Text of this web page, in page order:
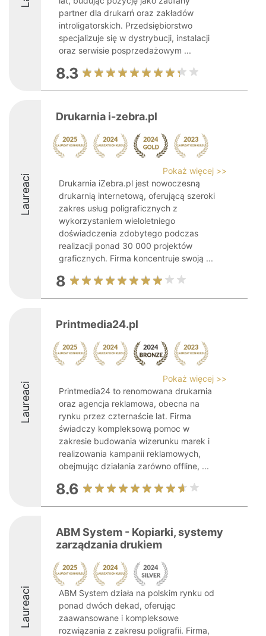
partner dla drukarń oraz zakładów
introligatorskich. Przedsiębiorstwo
specjalizuje się w dystrybucji, instalacji
oraz serwisie posprzedażowym ...
8.3
Laureaci
Drukarnia i-zebra.pl
Pokaż więcej >>
Drukarnia iZebra.pl jest nowoczesną
drukarnią internetową, oferującą szeroki
zakres usług poligraficznych z
wykorzystaniem wieloletniego
doświadczenia zdobytego podczas
realizacji ponad 30 000 projektów
graficznych. Firma koncentruje swoją ...
8
Laureaci
Printmedia24.pl
Pokaż więcej >>
Printmedia24 to renomowana drukarnia
oraz agencja reklamowa, obecna na
rynku przez czternaście lat. Firma
świadczy kompleksową pomoc w
zakresie budowania wizerunku marek i
realizowania kampanii reklamowych,
obejmując działania zarówno offline, ...
8.6
Laureaci
ABM System - Kopiarki, systemy
zarządzania drukiem
ABM System działa na polskim rynku od
ponad dwóch dekad, oferując
zaawansowane i kompleksowe
rozwiązania z zakresu poligrafii. Firma,